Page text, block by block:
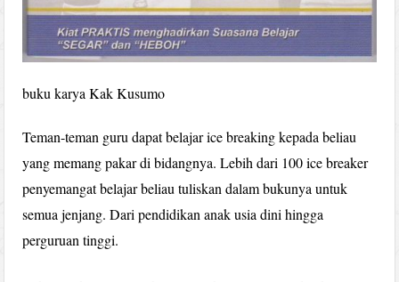
buku karya Kak Kusumo
Teman-teman guru dapat belajar ice breaking kepada beliau
yang memang pakar di bidangnya. Lebih dari 100 ice breaker
penyemangat belajar beliau tuliskan dalam bukunya untuk
semua jenjang. Dari pendidikan anak usia dini hingga
perguruan tinggi.